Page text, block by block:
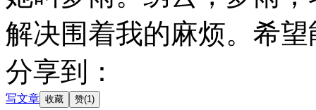
解决围着我的麻烦。希
分享到：
写文章